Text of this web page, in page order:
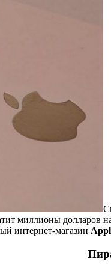
миллионы долларов
интернет-магазин